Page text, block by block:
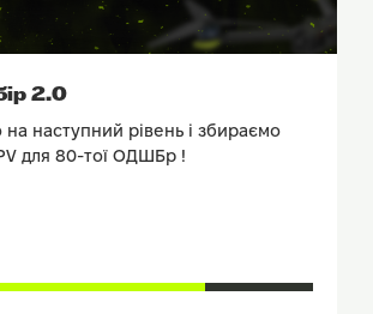
ПОДИВИТИСЬ ЗВІТ
2.0
наступний рівень і збираємо
для 80-тої ОДШБр !